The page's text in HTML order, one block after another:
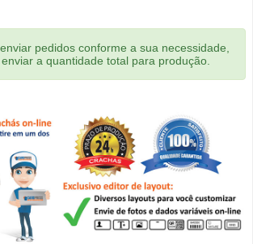
pedidos conforme a sua necessidade,
a quantidade total para produção.